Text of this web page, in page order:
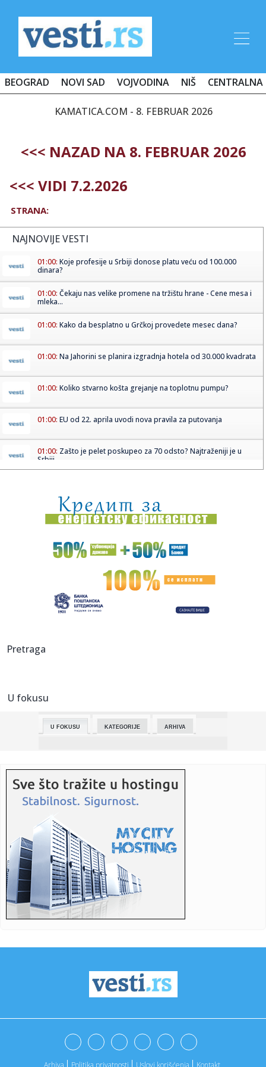
BEOGRAD NOVI SAD VOJVODINA NIŠ CENTRALNA
KAMATICA.COM - 8. FEBRUAR 2026
<<< NAZAD NA 8. FEBRUAR 2026
<<< VIDI 7.2.2026
STRANA:
NAJNOVIJE VESTI
01:00: Koje profesije u Srbiji donose platu veću od 100.000
dinara?
01:00: Čekaju nas velike promene na tržištu hrane - Cene mesa i
mleka...
01:00: Kako da besplatno u Grčkoj provedete mesec dana?
01:00: Na Jahorini se planira izgradnja hotela od 30.000 kvadrata
01:00: Koliko stvarno košta grejanje na toplotnu pumpu?
01:00: EU od 22. aprila uvodi nova pravila za putovanja
01:00: Zašto je pelet poskupeo za 70 odsto? Najtraženiji je u
Srbiji, ...
01:00:Šta se dešava kada porez platite više nego što treba?
01:00:Banke uvode naknadu za plaćanje na rate
U Srbiji počinje postavljanje novih radara - Snimaće se
01:00:Kako dugovi mogu da ugroze imovinu građana - gde nas
Čelsija!
00:49:
00:46: Čudesni Ilija očarao Đokovića i donio Amerima zlato
00:46:Od graničnih prelaza do PDV-a: Građani taoci sporih
institucija
00:46:Vozač iz BiH zaglavio ispod podvožnjaka, iščupao čelični
00:46:Miličević: Nadamo se oktobru 2026. godine da bude
mjesec radost...
00:46:SNSD slavi, Dodik zapjevao poznati hit (VIDEO)
CIK BiH objavio rezultate izbora: Karan ima 224.384,
00:46:Teretnjaci čekaju četiri sata na Batrovcima na izlazu iz
PONIŽENJE ZA TZV. KOSOVO: Kipar nije okačio njihovu
zastavu, ve...
Pretraga
U fokusu
U FOKUSU KATEGORIJE ARHIVA
Arhiva Politika privatnosti Uslovi korišćenja Kontakt